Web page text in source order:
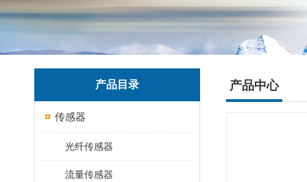
产品目录
传感器
光纤传感器
流量传感器
产品中心